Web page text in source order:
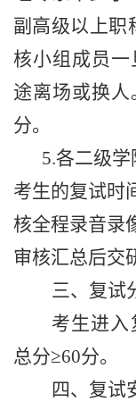
副高级以上职
核小组成员
途离场或换
分。
5.各二级学
考生的复试时
核全程录音录
审核汇总后交
三、复试
考生进入
总分≥60分。
四、复试